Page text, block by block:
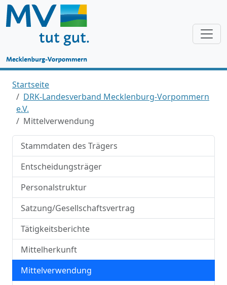
Startseite
DRK-Landesverband Mecklenburg-Vorpommern
e.V.
Mittelverwendung
Stammdaten des Trägers
Entscheidungsträger
Personalstruktur
Satzung/Gesellschaftsvertrag
Tätigkeitsberichte
Mittelherkunft
Mittelverwendung